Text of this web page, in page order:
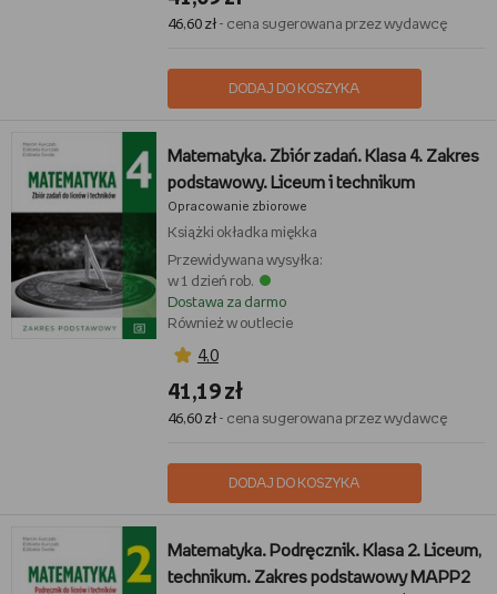
46,60 zł- cena sugerowana przez wydawcę
DODAJ DO KOSZYKA
Matematyka. Zbiór zadań. Klasa 4. Zakres
podstawowy. Liceum i technikum
Opracowanie zbiorowe
Książki okładka miękka
Przewidywana wysyłka:
w 1 dzień rob.
Dostawa za darmo
Również w outlecie
4,0
41,19 zł
46,60 zł- cena sugerowana przez wydawcę
DODAJ DO KOSZYKA
Matematyka. Podręcznik. Klasa 2. Liceum,
technikum. Zakres podstawowy MAPP2